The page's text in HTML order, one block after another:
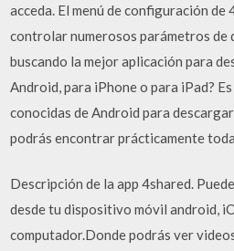
acceda. El menú de configuración
controlar numerosos parámetros de
buscando la mejor aplicación para
Android, para iPhone o para iPad?
conocidas de Android para
podrás encontrar prácticamente
Descripción de la app 4shared.
desde tu dispositivo móvil android,
computador.Donde podrás ver